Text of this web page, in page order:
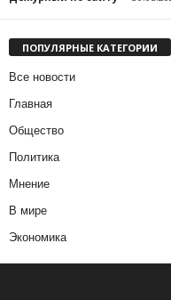
ПОПУЛЯРНЫЕ КАТЕГОРИИ
Все новости
Главная
Общество
Политика
Мнение
В мире
Экономика